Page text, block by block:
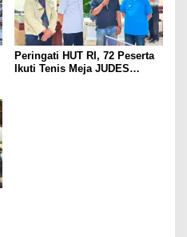
Peringati HUT RI, 72 Peserta
Ikuti Tenis Meja JUDES